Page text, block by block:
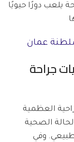
يلعب دورًا حيويًا
عمان
جراحة
العظمية
الصحية
وفي